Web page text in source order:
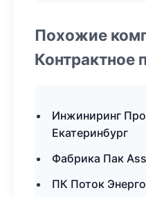
Похожие
Контрактное
Инжиниринг
Екатеринбург
Фабрика Пак
ПК Поток